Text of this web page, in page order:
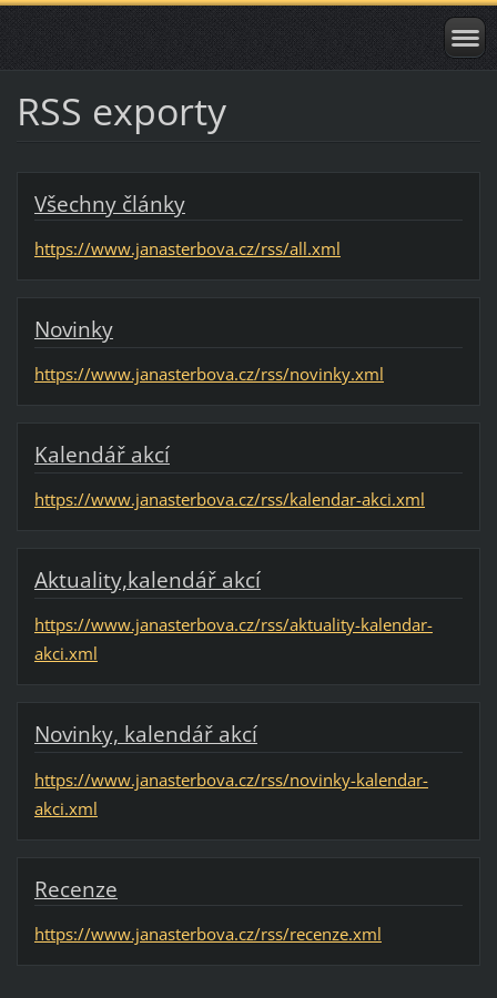
RSS exporty
Všechny články
https://www.janasterbova.cz/rss/all.xml
Novinky
https://www.janasterbova.cz/rss/novinky.xml
Kalendář akcí
https://www.janasterbova.cz/rss/kalendar-akci.xml
Aktuality,kalendář akcí
https://www.janasterbova.cz/rss/aktuality-kalendar-
akci.xml
Novinky, kalendář akcí
https://www.janasterbova.cz/rss/novinky-kalendar-
akci.xml
Recenze
https://www.janasterbova.cz/rss/recenze.xml